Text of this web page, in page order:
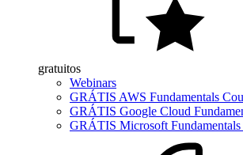
gratuitos
Webinars
GRÁTIS AWS Fundamentals
GRÁTIS Google Cloud
GRÁTIS Microsoft Fundamentals